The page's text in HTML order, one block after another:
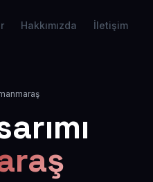
Hakkımızda İletişim